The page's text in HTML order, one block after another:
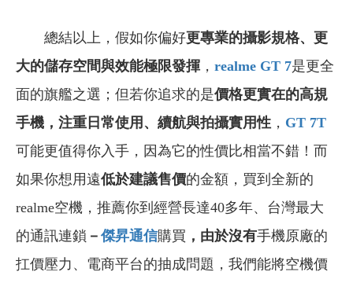
總結以上， 假如你偏好更專業的攝影規格、更
大的儲存空間與效能極限發揮 ， realme GT 7是更全
面的旗艦之選；但若你追求的是價格更實在的高規
手機，注重日常使用、續航與拍攝實用性 ， GT 7T
可能更值得你入手，因為它的性價比相當不錯！而
如果你想用遠低於建議售價的金額，買到全新的
realme空機，推薦你到經營長達40多年、台灣最大
的通訊連鎖 － 傑昇通信購買 ，由於沒有手機原廠的
扛價壓力、電商平台的抽成問題，我們能將空機價